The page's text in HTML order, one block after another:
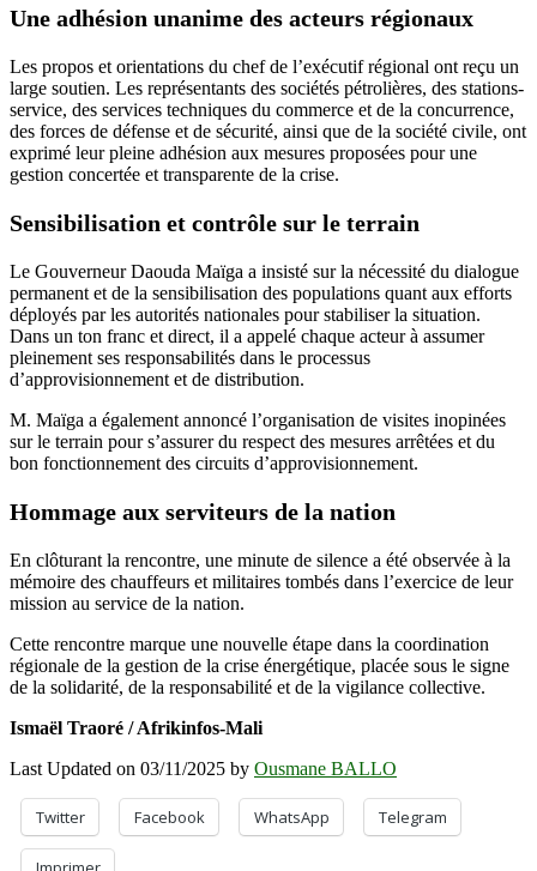
Une adhésion unanime des acteurs régionaux
Les propos et orientations du chef de l’exécutif régional ont reçu un
large soutien. Les représentants des sociétés pétrolières, des stations-
service, des services techniques du commerce et de la concurrence,
des forces de défense et de sécurité, ainsi que de la société civile, ont
exprimé leur pleine adhésion aux mesures proposées pour une
gestion concertée et transparente de la crise.
Sensibilisation et contrôle sur le terrain
Le Gouverneur Daouda Maïga a insisté sur la nécessité du dialogue
permanent et de la sensibilisation des populations quant aux efforts
déployés par les autorités nationales pour stabiliser la situation.
Dans un ton franc et direct, il a appelé chaque acteur à assumer
pleinement ses responsabilités dans le processus
d’approvisionnement et de distribution.
M. Maïga a également annoncé l’organisation de visites inopinées
sur le terrain pour s’assurer du respect des mesures arrêtées et du
bon fonctionnement des circuits d’approvisionnement.
Hommage aux serviteurs de la nation
En clôturant la rencontre, une minute de silence a été observée à la
mémoire des chauffeurs et militaires tombés dans l’exercice de leur
mission au service de la nation.
Cette rencontre marque une nouvelle étape dans la coordination
régionale de la gestion de la crise énergétique, placée sous le signe
de la solidarité, de la responsabilité et de la vigilance collective.
Ismaël Traoré / Afrikinfos-Mali
Last Updated on 03/11/2025 by Ousmane BALLO
Twitter Facebook WhatsApp Telegram